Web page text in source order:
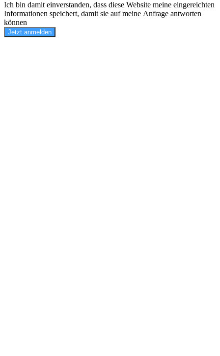
Ich bin damit einverstanden, dass diese Website meine eingereichten
Informationen speichert, damit sie auf meine Anfrage antworten
können
Jetzt anmelden